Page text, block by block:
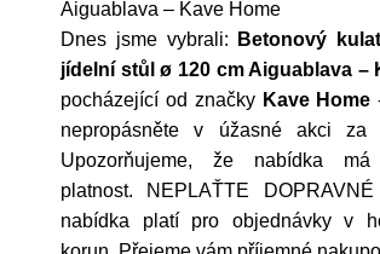
Aiguablava – Kave Home
Dnes jsme vybrali:
Betonový
jídelní stůl ø 120 cm Aiguablava –
pocházející od značky Kave Home
nepropásněte v úžasné akci za
Upozorňujeme, že nabídka má
platnost. NEPLAŤTE
nabídka platí pro objednávky v